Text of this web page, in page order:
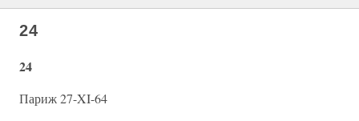
24
24
Париж 27-XI-64